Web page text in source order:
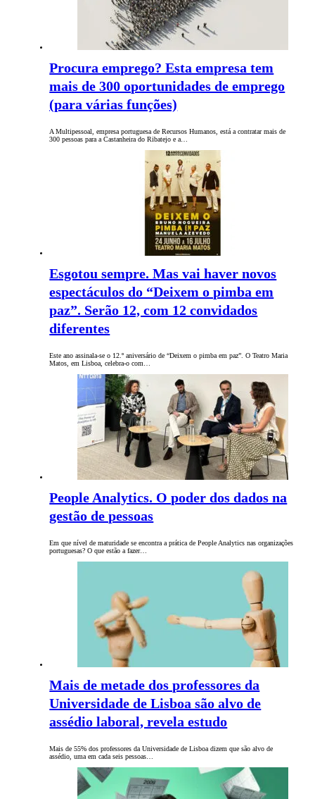
Procura emprego? Esta empresa tem
mais de 300 oportunidades de emprego
(para várias funções)
A Multipessoal, empresa portuguesa de Recursos Humanos, está a contratar mais de
300 pessoas para a Castanheira do Ribatejo e a…
Esgotou sempre. Mas vai haver novos
espectáculos do “Deixem o pimba em
paz”. Serão 12, com 12 convidados
diferentes
Este ano assinala-se o 12.º aniversário de “Deixem o pimba em paz”. O Teatro Maria
Matos, em Lisboa, celebra-o com…
People Analytics. O poder dos dados na
gestão de pessoas
Em que nível de maturidade se encontra a prática de People Analytics nas organizações
portuguesas? O que estão a fazer…
Mais de metade dos professores da
Universidade de Lisboa são alvo de
assédio laboral, revela estudo
Mais de 55% dos professores da Universidade de Lisboa dizem que são alvo de
assédio, uma em cada seis pessoas…